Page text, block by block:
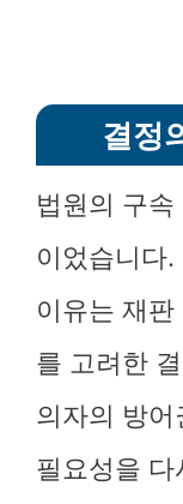
결정
법원의 구
이었습니다
이유는 재
를 고려한
의자의 방어
필요성을